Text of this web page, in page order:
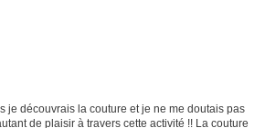
je découvrais la couture et je ne me doutais pas
de plaisir à travers cette activité !! La couture